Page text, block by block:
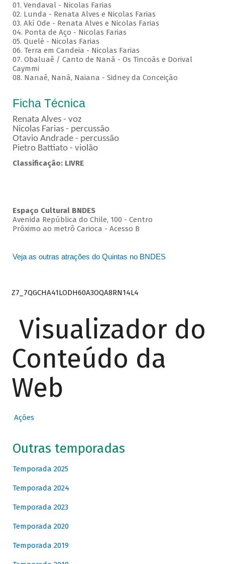
01. Vendaval - Nicolas Farias
02. Lunda - Renata Alves e Nicolas Farias
03. Akí Ode - Renata Alves e Nicolas Farias
04. Ponta de Aço - Nicolas Farias
05. Quelé - Nicolas Farias
06. Terra em Candeia - Nicolas Farias
07. Obaluaê / Canto de Nanã - Os Tincoãs e Dorival
Caymmi
08. Nanaê, Nanã, Naiana - Sidney da Conceição
Ficha Técnica
Renata Alves - voz
Nicolas Farias - percussão
Otavio Andrade - percussão
Pietro Battiato - violão
Classificação: LIVRE
Espaço Cultural BNDES
Avenida República do Chile, 100 - Centro
Próximo ao metrô Carioca - Acesso B
Veja as outras atrações do Quintas no BNDES
Z7_7QGCHA41LODH60A3OQA8RN14L4
Visualizador do
Conteúdo da
Web
Ações
Outras temporadas
Temporada 2025
Temporada 2024
Temporada 2023
Temporada 2020
Temporada 2019